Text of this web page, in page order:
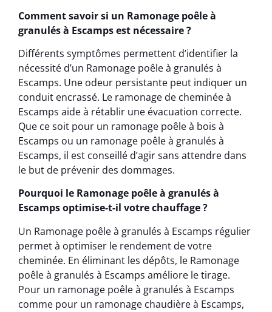
Comment savoir si un Ramonage poêle à
granulés à Escamps est nécessaire ?
Différents symptômes permettent d’identifier la
nécessité d’un Ramonage poêle à granulés à
Escamps. Une odeur persistante peut indiquer un
conduit encrassé. Le ramonage de cheminée à
Escamps aide à rétablir une évacuation correcte.
Que ce soit pour un ramonage poêle à bois à
Escamps ou un ramonage poêle à granulés à
Escamps, il est conseillé d’agir sans attendre dans
le but de prévenir des dommages.
Pourquoi le Ramonage poêle à granulés à
Escamps optimise-t-il votre chauffage ?
Un Ramonage poêle à granulés à Escamps régulier
permet à optimiser le rendement de votre
cheminée. En éliminant les dépôts, le Ramonage
poêle à granulés à Escamps améliore le tirage.
Pour un ramonage poêle à granulés à Escamps
comme pour un ramonage chaudière à Escamps,